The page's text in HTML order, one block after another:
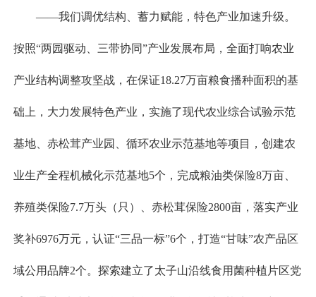
——我们调优结构、蓄力赋能，特色产业加速升级。
按照“两园驱动、三带协同”产业发展布局，全面打响农业
产业结构调整攻坚战，在保证18.27万亩粮食播种面积的基
础上，大力发展特色产业，实施了现代农业综合试验示范
基地、赤松茸产业园、循环农业示范基地等项目，创建农
业生产全程机械化示范基地5个，完成粮油类保险8万亩、
养殖类保险7.7万头（只）、赤松茸保险2800亩，落实产业
奖补6976万元，认证“三品一标”6个，打造“甘味”农产品区
域公用品牌2个。探索建立了太子山沿线食用菌种植片区党